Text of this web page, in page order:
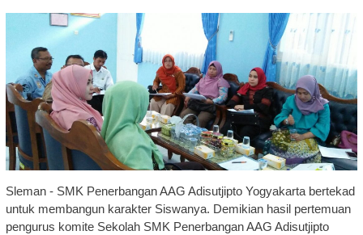
Sleman - SMK Penerbangan AAG Adisutjipto Yogyakarta bertekad
untuk membangun karakter Siswanya. Demikian hasil pertemuan
pengurus komite Sekolah SMK Penerbangan AAG Adisutjipto